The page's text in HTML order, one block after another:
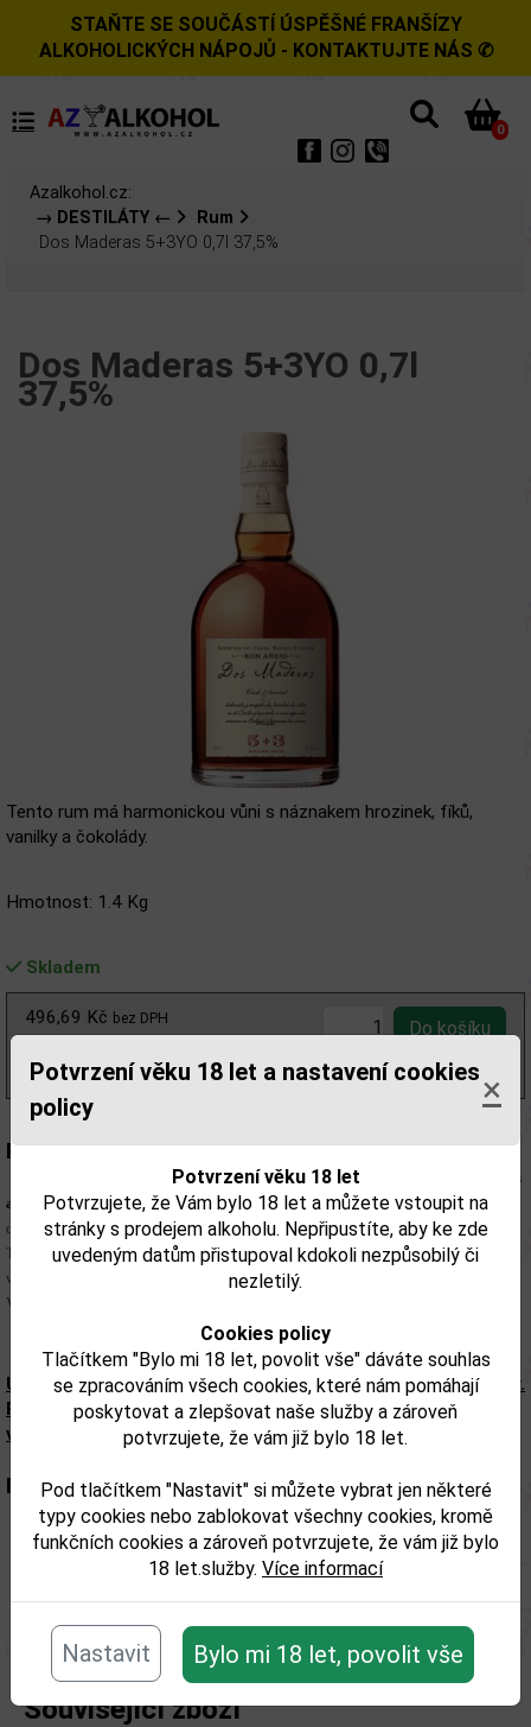
Potvrzení věku 18 let a nastavení cookies
policy
×
Potvrzení věku 18 let
Potvrzujete, že Vám bylo 18 let a můžete vstoupit na
stránky s prodejem alkoholu. Nepřipustíte, aby ke zde
uvedeným datům přistupoval kdokoli nezpůsobilý či
nezletilý.
Cookies policy
Tlačítkem "Bylo mi 18 let, povolit vše" dáváte souhlas
se zpracováním všech cookies, které nám pomáhají
poskytovat a zlepšovat naše služby a zároveň
potvrzujete, že vám již bylo 18 let.
Pod tlačítkem "Nastavit" si můžete vybrat jen některé
typy cookies nebo zablokovat všechny cookies, kromě
funkčních cookies a zároveň potvrzujete, že vám již bylo
18 let.služby. Více informací
Nastavit Bylo mi 18 let, povolit vše
STAŇTE SE SOUČÁSTÍ ÚSPĚŠNÉ FRANŠÍZY
ALKOHOLICKÝCH NÁPOJŮ - KONTAKTUJTE NÁS ✆
0
Azalkohol.cz:
→ DESTILÁTY ←
Rum
Dos Maderas 5+3YO 0,7l 37,5%
Dos Maderas 5+3YO 0,7l
37,5%
Tento rum má harmonickou vůni s náznakem hrozinek, fíků,
vanilky a čokolády.
Hmotnost: 1.4 Kg
Skladem
496,69 Kč bez DPH
601,00 Kč
(859,00 Kč/l)
Popis:
je karibský rum zrající 5 let v karibiku na ostrově
Barbados
a Guayanaanásledně zraje již ve Španělsku ve sklepech Williams & Humbert opět v
dubových sudech 3 roky ve kterých 20 let zrálo sladké Sherry z odrůdy Pedro Ximenes
Tento rum má harmonickou vůni s náznakem hrozinek, fíků, vanilky a čokolády. Chuť je
velcei jemná, komplexní a hřejivá. Skvělý digestiv a alternativa koňaků nebo brandy.
Vhodný ke kvalitnímu doutníku.
Upozorňujeme, že tento produkt může obsahovat alergeny.
Přesné složení a alergeny jsou k dispozici na obalu
výrobku. Zkontrolujte prosím před konzumací.
Parametry:
Obsah alkoholu obj. %: 37,5
Související zboží